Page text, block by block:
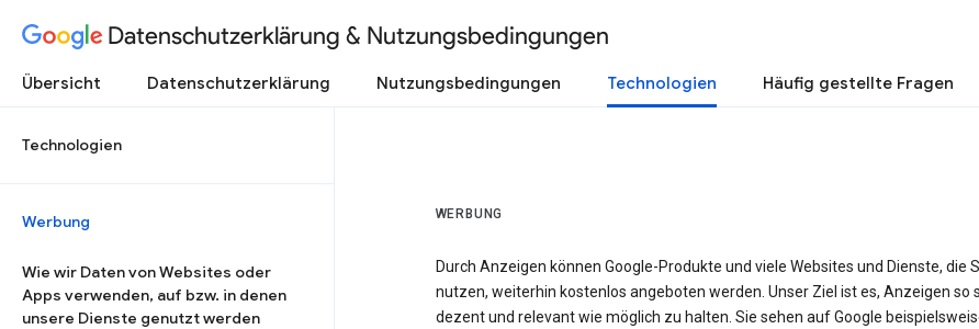
Datenschutzerklärung & Nutzungsbedingungen
Übersicht Datenschutzerklärung Nutzungsbedingungen Technologien Häufig gestellte Fragen
Technologien
Werbung
Wie wir Daten von Websites oder
Apps verwenden, auf bzw. in denen
unsere Dienste genutzt werden
WERBUNG
Durch Anzeigen können Google-Produkte und viele Websites und Dienste, die
nutzen, weiterhin kostenlos angeboten werden. Unser Ziel ist es, Anzeigen so
dezent und relevant wie möglich zu halten. Sie sehen auf Google